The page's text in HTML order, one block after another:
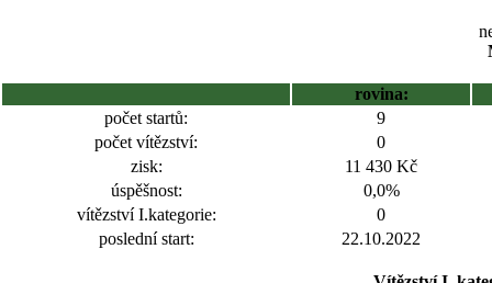
rovina:
počet startů:
9
počet vítězství:
0
zisk:
11 430 Kč
úspěšnost:
0,0%
vítězství I.kategorie:
0
poslední start:
22.10.2022